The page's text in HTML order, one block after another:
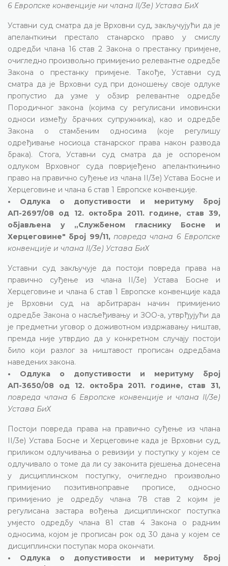
6 Европске конвенције ни члана II/3е) Устава БиХ
Уставни суд сматра да је Врховни суд, закључујући да је
апеланткињи престало станарско право у смислу
одредби члана 16 став 2 Закона о престанку примјене,
очигледно произвољно примијенио релевантне одредбе
Закона о престанку примјене. Такође, Уставни суд
сматра да је Врховни суд при доношењу своје одлуке
пропустио да узме у обзир релевантне одредбе
Породичног закона (којима су регулисани имовински
односи између брачних супружника), као и одредбе
Закона о стамбеним односима (које регулишу
одређивање носиоца станарског права након развода
брака). Стога, Уставни суд сматра да је оспореном
одлуком Врховног суда повријеђено апеланткињино
право на правично суђење из члана II/3е) Устава Босне и
Херцеговине и члана 6 став 1 Европске конвенције.
• Одлука о допустивости и меритуму број
АП-2697/08 од 12. октобра 2011. године, став 39,
објављена у „Службеном гласнику Босне и
Херцеговине" број 99/11, повреда члана 6 Европске
конвенције и члана II/3е) Устава БиХ
Уставни суд закључује да постоји повреда права на
правично суђење из члана II/3е) Устава Босне и
Херцеговине и члана 6 став 1 Европске конвенције када
је Врховни суд на арбитраран начин примијенио
одредбе Закона о насљеђивању и ЗОО-а, утврђујући да
је предметни уговор о доживотном издржавању ништав,
премда није утврдио да у конкретном случају постоји
било који разлог за ништавост прописан одредбама
наведених закона.
• Одлука о допустивости и меритуму број
АП-3650/08 од 12. октобра 2011. године, став 31,
повреда члана 6 Европске конвенције и члана II/3е)
Устава БиХ
Постоји повреда права на правично суђење из члана
II/3е) Устава Босне и Херцеговине када је Врховни суд,
приликом одлучивања о ревизији у поступку у којем се
одлучивало о томе да ли су законита рјешења донесена
у дисциплинском поступку, очигледно произвољно
примијенио позитивноправне прописе, односно
примијенио је одредбу члана 78 став 2 којим је
регулисана застара вођења дисциплинског поступка
умјесто одредбу члана 81 став 4 Закона о радним
односима, којом је прописан рок од 30 дана у којем се
дисциплински поступак мора окончати.
• Одлука о допустивости и меритуму број